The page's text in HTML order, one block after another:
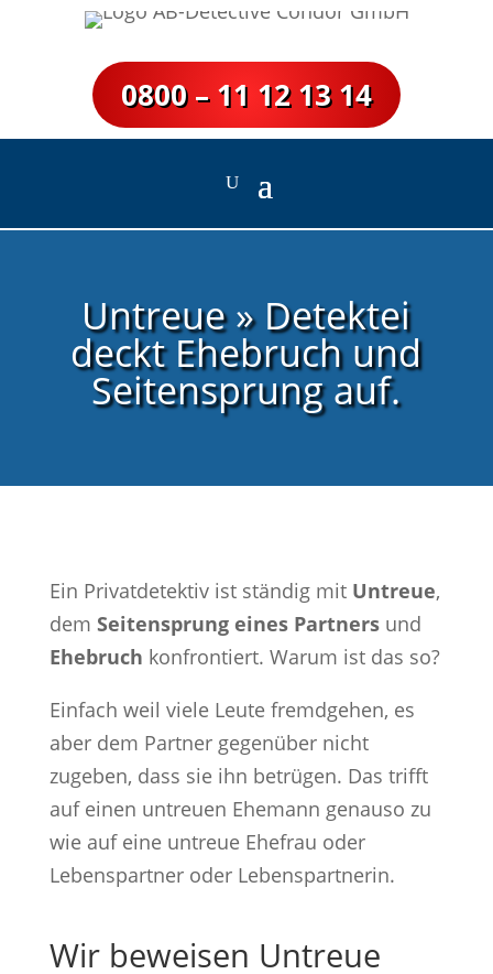
0800 – 11 12 13 14
Untreue » Detektei
deckt Ehebruch und
Seitensprung auf.
Ein Privatdetektiv ist ständig mit Untreue,
dem Seitensprung eines Partnersund
Ehebruch konfrontiert. Warum ist das so?
Einfach weil viele Leute fremdgehen, es
aber dem Partner gegenüber nicht
zugeben, dass sie ihn betrügen. Das trifft
auf einen untreuen Ehemann genauso zu
wie auf eine untreue Ehefrau oder
Lebenspartner oder Lebenspartnerin.
Wir beweisen Untreue